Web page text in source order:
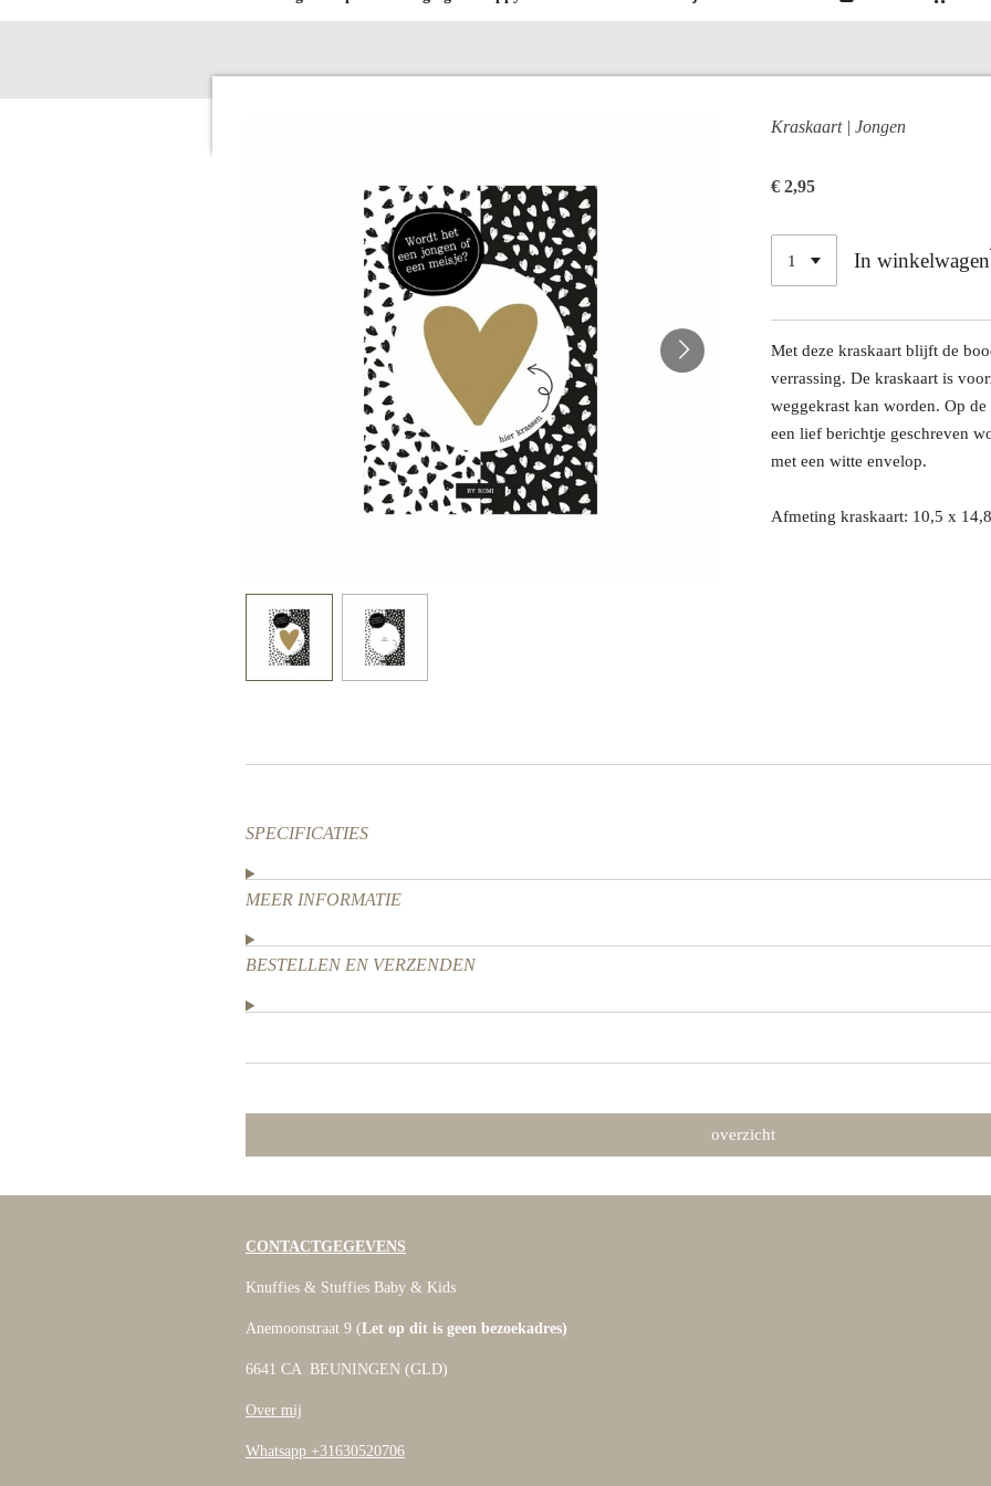
Kraskaart | Jongen
€ 2,95
In winkelwagen
Met deze kraskaart blijft de
verrassing. De kraskaart is
weggekrast kan worden. Op
een lief berichtje geschreven
met een witte envelop.
Afmeting kraskaart: 10,5 x
SPECIFICATIES
MEER INFORMATIE
BESTELLEN EN VERZENDEN
overzicht
CONTACTGEGEVENS
Knuffies & Stuffies Baby & Kids
Anemoonstraat 9 (Let op dit is geen bezoekadres)
6641 CA BEUNINGEN (GLD)
Over mij
Whatsapp +31630520706